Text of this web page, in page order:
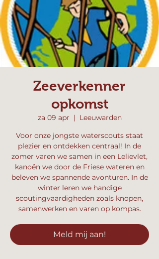
Zeeverkenner
opkomst
za 09 apr
  |
Leeuwarden
Voor onze jongste waterscouts staat
plezier en ontdekken centraal! In de
zomer varen we samen in een Lelievlet,
kanoën we door de Friese wateren en
beleven we spannende avonturen. In de
winter leren we handige
scoutingvaardigheden zoals knopen,
samenwerken en varen op kompas.
Meld mij aan!